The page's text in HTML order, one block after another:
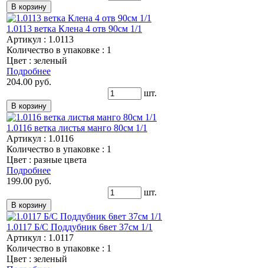
1.0113 ветка Клена 4 отв 90см 1/1
Артикул : 1.0113
Количество в упаковке : 1
Цвет : зеленый
Подробнее
204.00 руб.
шт.
1.0116 ветка листья манго 80см 1/1
Артикул : 1.0116
Количество в упаковке : 1
Цвет : разные цвета
Подробнее
199.00 руб.
шт.
1.0117 Б/С Поддубник 6вет 37см 1/1
Артикул : 1.0117
Количество в упаковке : 1
Цвет : зеленый